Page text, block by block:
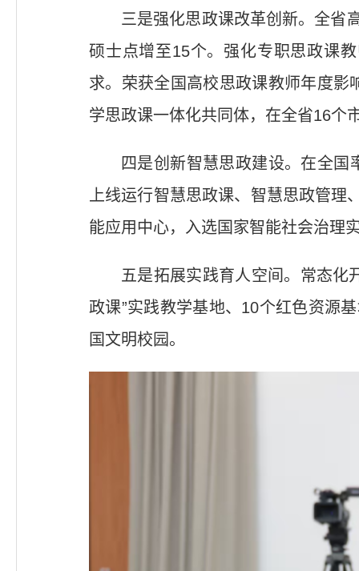
三是强化思政课改革创新。全省
硕士点增至15个。强化专职思政课
求。荣获全国高校思政课教师年度
学思政课一体化共同体，在全省16个
四是创新智慧思政建设。在全
上线运行智慧思政课、智慧思政管
能应用中心，入选国家智能社会治理
五是拓展实践育人空间。常态化
政课”实践教学基地、10个红色资源
国文明校园。